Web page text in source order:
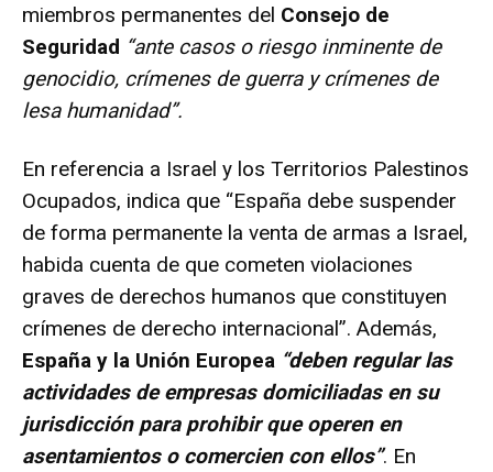
miembros permanentes del Consejo de
Seguridad “ante casos o riesgo inminente de
genocidio, crímenes de guerra y crímenes de
lesa humanidad”.
En referencia a Israel y los Territorios Palestinos
Ocupados, indica que “España debe suspender
de forma permanente la venta de armas a Israel,
habida cuenta de que cometen violaciones
graves de derechos humanos que constituyen
crímenes de derecho internacional”. Además,
España y la Unión Europea “deben regular las
actividades de empresas domiciliadas en su
jurisdicción para prohibir que operen en
asentamientos o comercien con ellos”. En